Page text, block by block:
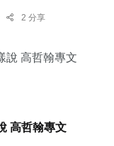
2 分享
高哲翰專文